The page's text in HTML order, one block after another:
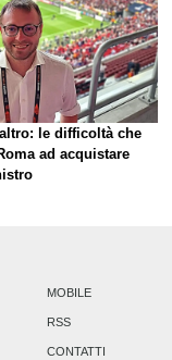
le difficoltà che
ad acquistare
MOBILE
RSS
CONTATTI